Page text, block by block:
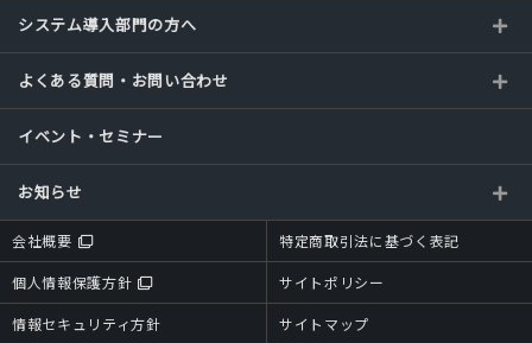
システム導入部門の方へ
よくある質問・お問い合わせ
イベント・セミナー
お知らせ
会社概要 特定商取引法に基づく表記
個人情報保護方針 サイトポリシー
情報セキュリティ方針
サイトマップ